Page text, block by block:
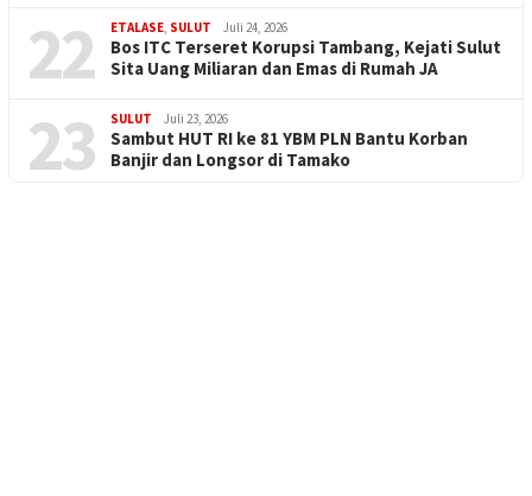
22 ETALASE, SULUT Juli 24, 2026
Bos ITC Terseret Korupsi Tambang, Kejati Sulut
Sita Uang Miliaran dan Emas di Rumah JA
23 SULUT Juli 23, 2026
Sambut HUT RI ke 81 YBM PLN Bantu Korban
Banjir dan Longsor di Tamako